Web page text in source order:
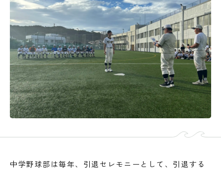
交通案内お問い合わせ 教員採用情報資料請求新着情報
よくある質問みらい募金について
当サイトについて個人情報保護方針サイトマップENGLISH
中学野球部は毎年、引退セレモニーとして、引退する